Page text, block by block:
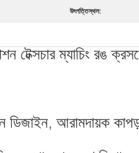
উৎপত্তিস্থল:
টেক্সচার ম্যাচিং রঙ
ডিজাইন, আরামদায়ক